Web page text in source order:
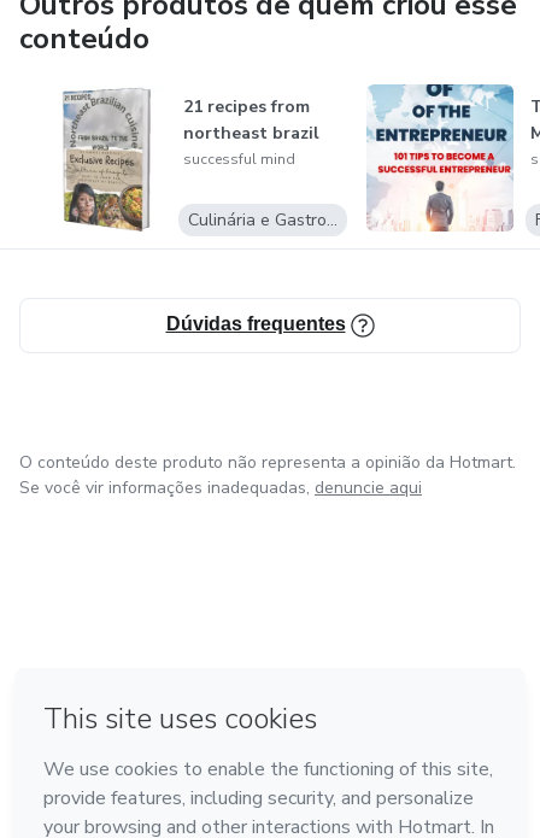
conteúdo
21 recipes from
northeast brazil
successful mind
Culinária e Gastronomia
Dúvidas frequentes
O conteúdo deste produto não representa a opinião da Hotmart.
Se você vir informações inadequadas, denuncie aqui
Feito com ❤ em Bogotá